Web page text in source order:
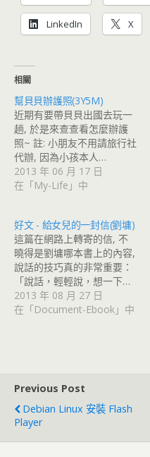
LinkedIn X
相關
幫貝貝辦護照(3Y5M)
近期有要帶貝貝出國去玩一
趟, 於是來查查看怎麼辦護
照~ 註: 小朋友不用請旅行社
代辦, 因為小孩本人…
2013 年 06 月 17 日
在「My-Life」中
好文 - 給女兒的一封信(劉墉)
這篇在網路上轉寄的信, 不
曉得是劉墉哪本書上的內容,
說話的技巧真的非常重要：
「說話，輕輕說，想一下…
2013 年 08 月 27 日
在「Document-Ebook」中
Previous Post
Debian Linux 安裝 Flash
Player